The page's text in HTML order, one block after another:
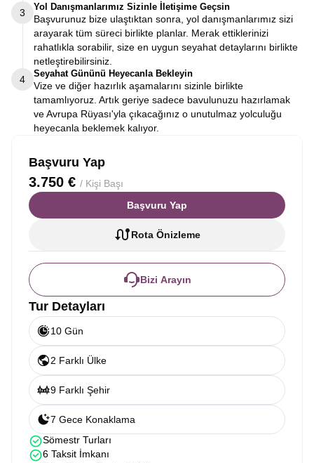
3
Yol Danışmanlarımız Sizinle İletişime Geçsin
Başvurunuz bize ulaştıktan sonra, yol danışmanlarımız sizi
arayarak tüm süreci birlikte planlar. Merak ettiklerinizi
rahatlıkla sorabilir, size en uygun seyahat detaylarını birlikte
netleştirebilirsiniz.
4
Seyahat Gününü Heyecanla Bekleyin
Vize ve diğer hazırlık aşamalarını sizinle birlikte
tamamlıyoruz. Artık geriye sadece bavulunuzu hazırlamak
ve Avrupa Rüyası'yla çıkacağınız o unutulmaz yolculuğu
heyecanla beklemek kalıyor.
Başvuru Yap
3.750 € / Kişi Başı
Başvuru Yap
Rota Önizleme
Bizi Arayın
Tur Detayları
10 Gün
2 Farklı Ülke
9 Farklı Şehir
7 Gece Konaklama
Sömestr Turları
6 Taksit İmkanı